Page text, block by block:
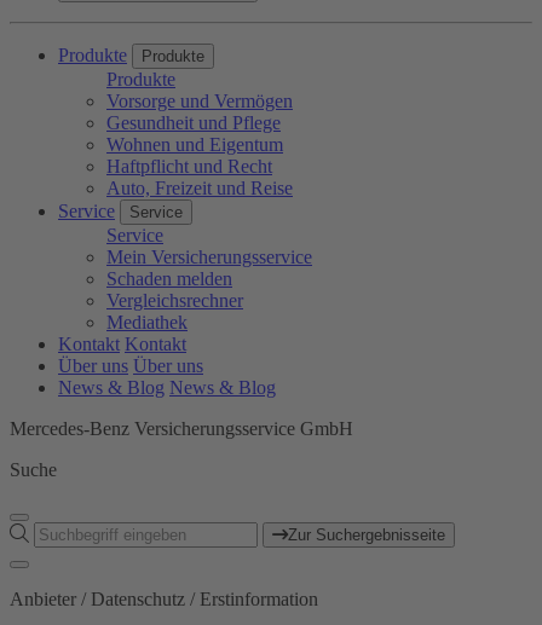
Produkte Produkte
Produkte
Vorsorge und Vermögen
Gesundheit und Pflege
Wohnen und Eigentum
Haftpflicht und Recht
Auto, Freizeit und Reise
Service
Service
Service
Mein Versicherungsservice
Schaden melden
Vergleichsrechner
Mediathek
Kontakt Kontakt
Über uns Über uns
News & Blog News & Blog
Mercedes-Benz Versicherungsservice GmbH
Suche
Zur Suchergebnisseite
Anbieter / Datenschutz / Erstinformation